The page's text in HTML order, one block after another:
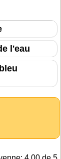
l'eau